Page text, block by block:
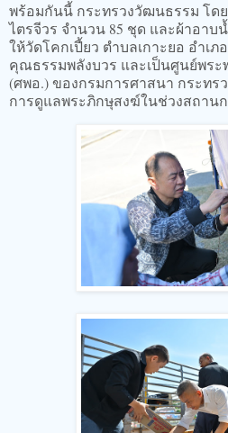
พร้อมกันนี้ กระทรวงวัฒนธรรม โด
ไตรจีวร จำนวน 85 ชุด และผ้าอาบ
ให้วัดโคกเปี้ยว ตำบลเกาะยอ อำเ
คุณธรรมพลังบวร และเป็นศูนย์พร
(ศพอ.) ของกรมการศาสนา กระท
การดูแลพระภิกษุสงฆ์ในช่วงสถาน